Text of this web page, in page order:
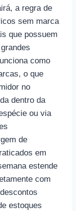
a regra de
sem marca
que possuem
como
o que
no
dentro da
ou via
de
em
estende
com
estoques